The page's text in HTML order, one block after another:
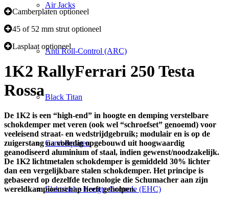
Air Jacks
Anti Roll-Control (ARC)
Black Titan
Camberplaten
Elektrische Hoogte Controle (EHC)
Camberplaten optioneel
45 of 52 mm strut optioneel
Lasplaat optioneel
1K2 RallyFerrari 250 Testa
Rossa
De 1K2 is een “high-end” in hoogte en demping verstelbare
schokdemper met veren (ook wel “schroefset” genoemd) voor
veeleisend straat- en wedstrijdgebruik; modulair en is op de
zuigerstang na volledig opgebouwd uit hoogwaardig
geanodiseerd aluminium of staal, indien gewenst/noodzakelijk.
De 1K2 lichtmetalen schokdemper is gemiddeld 30% lichter
dan een vergelijkbare stalen schokdemper. Het principe is
gebaseerd op dezelfde technologie die Schumacher aan zijn
wereldkampioenschap heeft geholpen.